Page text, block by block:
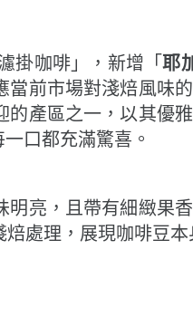
掛咖啡」，新增「耶
前市場對淺焙風味
產區之一，以其優
口都充滿驚喜。
亮，且帶有細緻果
處理，展現咖啡豆本